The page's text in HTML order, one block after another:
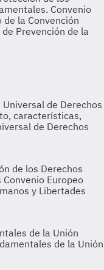
de Derechos
características,
de Derechos
de los Derechos
Convenio Europeo
y Libertades
de la Unión
de la Unión